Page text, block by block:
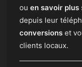
ou en savoir plus
depuis leur
conversions et
clients locaux.